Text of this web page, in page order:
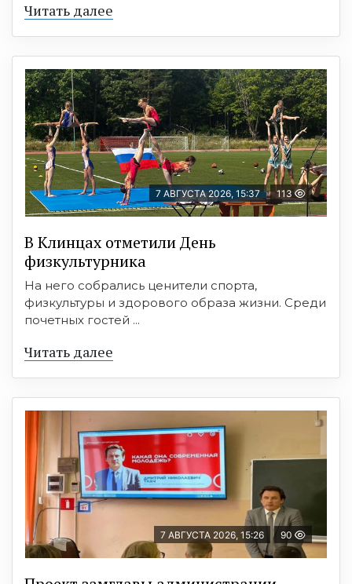
Читать далее
7 АВГУСТА 2026, 15:37 113
В Клинцах отметили День
физкультурника
На него собрались ценители спорта,
физкультуры и здорового образа жизни. Среди
почетных гостей ...
Читать далее
7 АВГУСТА 2026, 15:26 90